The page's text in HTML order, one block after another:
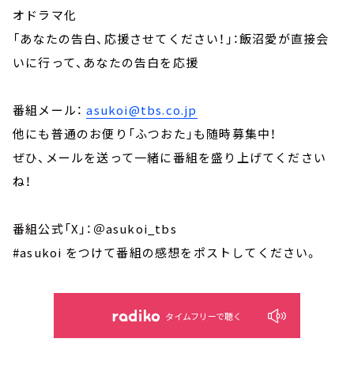
オドラマ化
「あなたの告白、応援させてください！」：飯沼愛が直接会
いに行って、あなたの告白を応援
番組メール：asukoi@tbs.co.jp
他にも普通のお便り「ふつおた」も随時募集中！
ぜひ、メールを送って一緒に番組を盛り上げてください
ね！
番組公式「X」：＠asukoi_tbs
#asukoi をつけて番組の感想をポストしてください。
タイムフリーで聴く